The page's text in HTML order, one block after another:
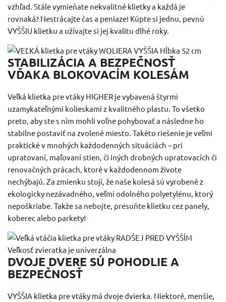
vzhľad. Stále vymieňate nekvalitné klietky a každá je
rovnaká? Nestrácajte čas a peniaze! Kúpte si jednu, pevnú
VYŠŠIU klietku a užívajte si jej kvalitu dlhé roky.
STABILIZÁCIA A BEZPEČNOSŤ
VĎAKA BLOKOVACÍM KOLESÁM
Veľká klietka pre vtáky HIGHER je vybavená štyrmi
uzamykateľnými kolieskami z kvalitného plastu. To všetko
preto, aby ste s ním mohli voľne pohybovať a následne ho
stabilne postaviť na zvolené miesto. Takéto riešenie je veľmi
praktické v mnohých každodenných situáciách – pri
upratovaní, maľovaní stien, či iných drobných upratovacích či
renovačných prácach, ktoré v každodennom živote
nechýbajú. Za zmienku stojí, že naše kolesá sú vyrobené z
ekologicky nezávadného, ​​veľmi odolného polyetylénu, ktorý
nepoškriabe. Takže sa nebojte, presuňte klietku cez panely,
koberec alebo parkety!
DVOJE DVERE SÚ POHODLIE A
BEZPEČNOSŤ
VYŠŠIA klietka pre vtáky má dvoje dvierka. Niektoré, menšie,